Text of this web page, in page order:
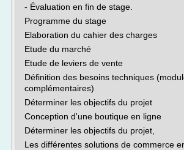
- Évaluation en fin de stage.
Programme du stage
Elaboration du cahier des charges
Etude du marché
Etude de leviers de vente
Définition des besoins techniques
complémentaires)
Déterminer les objectifs du projet
Conception d'une boutique en ligne
Déterminer les objectifs du projet,
Les différentes solutions de commerce